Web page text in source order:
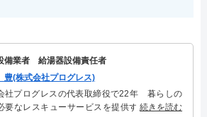
備業者 給湯器設備責任者
(株式会社プログレス)
社プログレスの代表取締役で22年 暮らしの
要なレスキューサービスを提供する株式会社
続きを読む